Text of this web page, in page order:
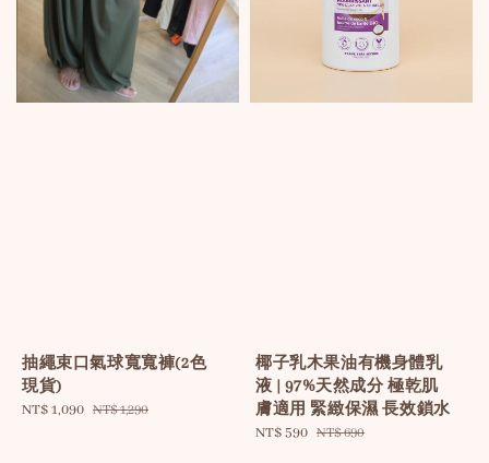
抽繩束口氣球寬寬褲(2色
現貨)
Sale
NT$ 1,090 Regular
NT$ 1,290
椰子乳木果油有機身體乳
液 | 97%天然成分 極乾肌
膚適用 緊緻保濕 長效鎖水
Sale
NT$ 590 Regular
NT$ 690